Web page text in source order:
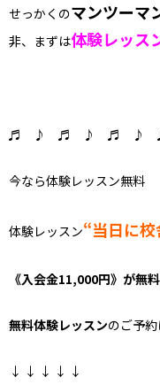
せっかくのマンツーマ
非、まずは体験レッス
♬ ♪ ♬ ♪ ♬ ♪
今なら体験レッスン無料
体験レッスン“当日に
《入会金11,000円》が無料
無料体験レッスンのご予
↓ ↓ ↓ ↓ ↓